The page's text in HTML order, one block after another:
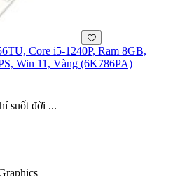
Core i5-1240P, Ram 8GB,
Win 11, Vàng (6K786PA)
suốt đời ...